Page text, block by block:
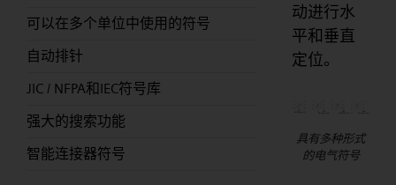
可以在多个单位中使用的符号
自动排针
JIC / NFPA和IEC符号库
强大的搜索功能
智能连接器符号
动进行水
平和垂直
定位。
具有多种形式
的电气符号